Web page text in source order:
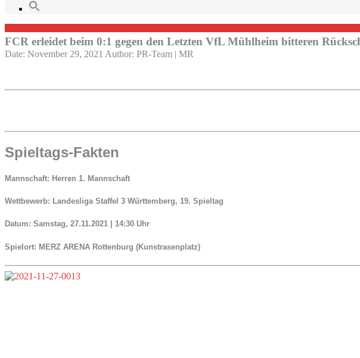
FCR erleidet beim 0:1 gegen den Letzten VfL Mühlheim bitteren
Date: November 29, 2021 Author: PR-Team | MR
Spieltags-Fakten
Mannschaft: Herren 1. Mannschaft
Wettbewerb: Landesliga Staffel 3 Württemberg, 19. Spieltag
Datum: Samstag, 27.11.2021 | 14:30 Uhr
Spielort: MERZ ARENA Rottenburg (Kunstrasenplatz)